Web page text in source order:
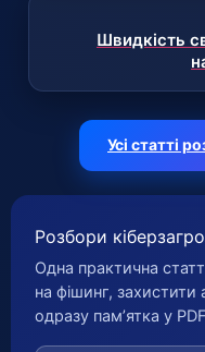
Швидкість
Усі статті
Розбори
Одна практична
на фішинг, захистити
одразу памʼятка у